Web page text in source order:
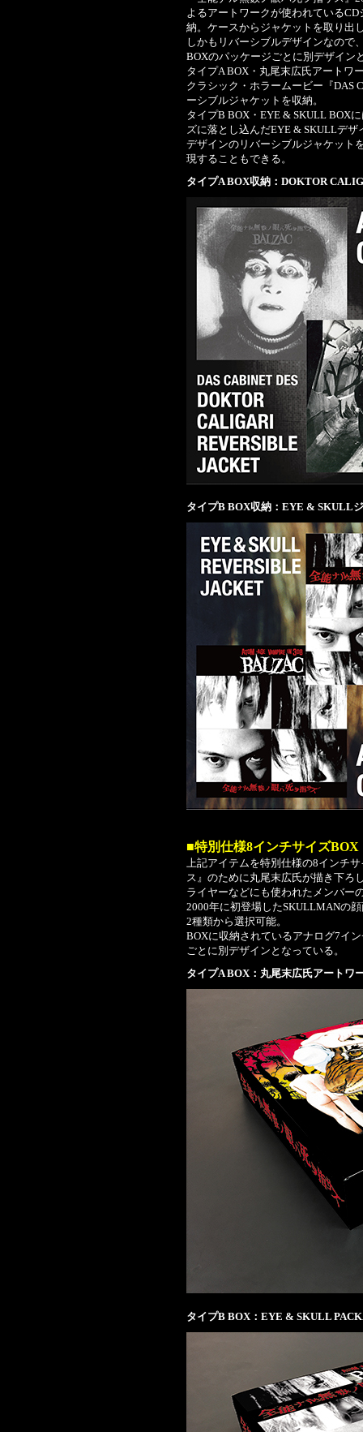
よるアートワークが使われている
納。ケースからジャケットを取り出
しかもリバーシブルデザインなので
BOXのパッケージごとに別デザイン
タイプA BOX・丸尾末広氏アートワ
クラシック・ホラームービー『DAS
ーシブルジャケットを収納。
タイプB BOX・EYE & SKULL BOX
ズに落とし込んだEYE & SKULLデ
デザインのリバーシブルジャケット
現することもできる。
タイプA BOX収納：DOKTOR
タイプB BOX収納：EYE & SKULL
■特別仕様8インチサイズBOX
上記アイテムを特別仕様の8インチ
ス』のために丸尾末広氏が描き下ろ
ライヤーなどにも使われたメンバー
2000年に初登場したSKULLMANの
2種類から選択可能。
BOXに収納されているアナログ7イ
ごとに別デザインとなっている。
タイプA BOX：丸尾末広氏アートワ
タイプB BOX：EYE & SKULL